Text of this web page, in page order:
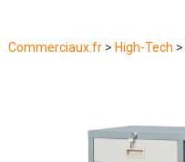
Commerciaux.fr> High-Tech >